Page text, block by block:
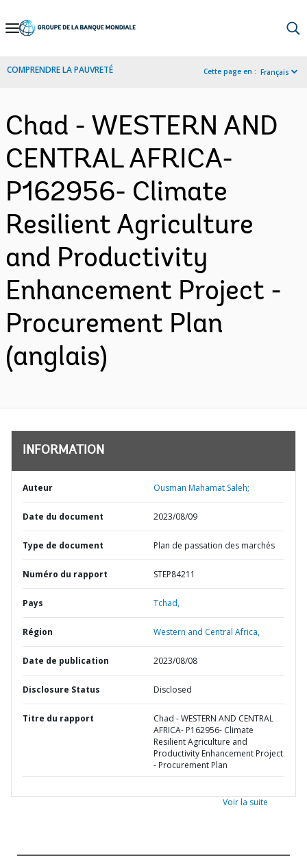
Skip
Navigation
COMPRENDRE LA PAUVRETÉ Cette page en : Français
Chad - WESTERN AND
CENTRAL AFRICA-
P162956- Climate
Resilient Agriculture
and Productivity
Enhancement Project -
Procurement Plan
(anglais)
INFORMATION
Auteur Ousman Mahamat Saleh;
Date du document 2023/08/09
Type de document Plan de passation des marchés
Numéro du rapport STEP84211
Pays Tchad,
Région Western and Central Africa,
Date de publication 2023/08/08
Disclosure Status Disclosed
Titre du rapport
Chad - WESTERN AND CENTRAL
AFRICA- P162956- Climate
Resilient Agriculture and
Productivity Enhancement Project
- Procurement Plan
Voir la suite